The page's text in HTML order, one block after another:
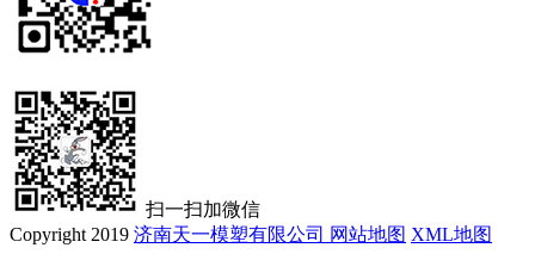
扫一扫加微信
Copyright 2019 济南天一模塑有限公司 网站地图 XML地图